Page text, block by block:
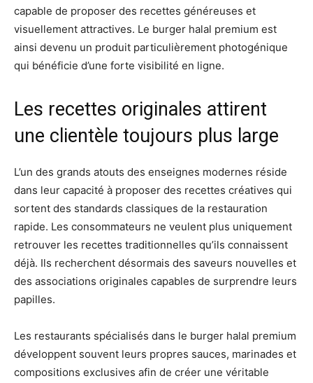
capable de proposer des recettes généreuses et
visuellement attractives. Le burger halal premium est
ainsi devenu un produit particulièrement photogénique
qui bénéficie d’une forte visibilité en ligne.
Les recettes originales attirent
une clientèle toujours plus large
L’un des grands atouts des enseignes modernes réside
dans leur capacité à proposer des recettes créatives qui
sortent des standards classiques de la restauration
rapide. Les consommateurs ne veulent plus uniquement
retrouver les recettes traditionnelles qu’ils connaissent
déjà. Ils recherchent désormais des saveurs nouvelles et
des associations originales capables de surprendre leurs
papilles.
Les restaurants spécialisés dans le burger halal premium
développent souvent leurs propres sauces, marinades et
compositions exclusives afin de créer une véritable